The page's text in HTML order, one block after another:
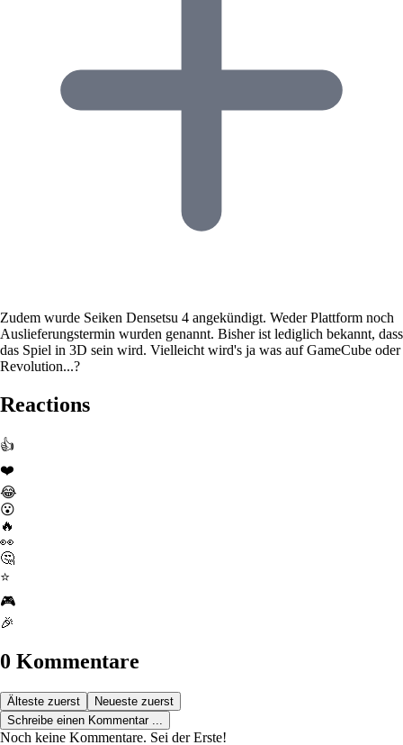
Zudem wurde Seiken Densetsu 4 angekündigt. Weder Plattform noch
Auslieferungstermin wurden genannt. Bisher ist lediglich bekannt, dass
das Spiel in 3D sein wird. Vielleicht wird's ja was auf GameCube oder
Revolution...?
Reactions
👍
❤️
😂
😮
🔥
👀
🤔
⭐
🎮
🎉
0 Kommentare
Älteste zuerst
Neueste zuerst
Schreibe einen Kommentar ...
Noch keine Kommentare. Sei der Erste!